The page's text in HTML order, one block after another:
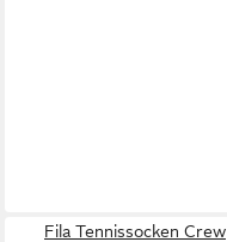
Fila Tennissocken Crew